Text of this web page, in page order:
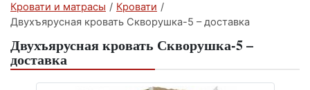
Кровати и матрасы / Кровати /
Двухъярусная кровать Скворушка-5 – доставка
Двухъярусная кровать Скворушка-5 –
доставка